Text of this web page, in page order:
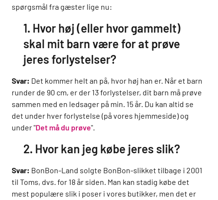
spørgsmål fra gæster lige nu:
1. Hvor høj (eller hvor gammelt)
skal mit barn være for at prøve
jeres forlystelser?
Svar: Det kommer helt an på, hvor høj han er. Når et barn
runder de 90 cm, er der 13 forlystelser, dit barn må prøve
sammen med en ledsager på min. 15 år. Du kan altid se
det under hver forlystelse (på vores hjemmeside) og
under "Det må du prøve".
2. Hvor kan jeg købe jeres slik?
Svar: BonBon-Land solgte BonBon-slikket tilbage i 2001
til Toms, dvs. for 18 år siden. Man kan stadig købe det
mest populære slik i poser i vores butikker, men det er